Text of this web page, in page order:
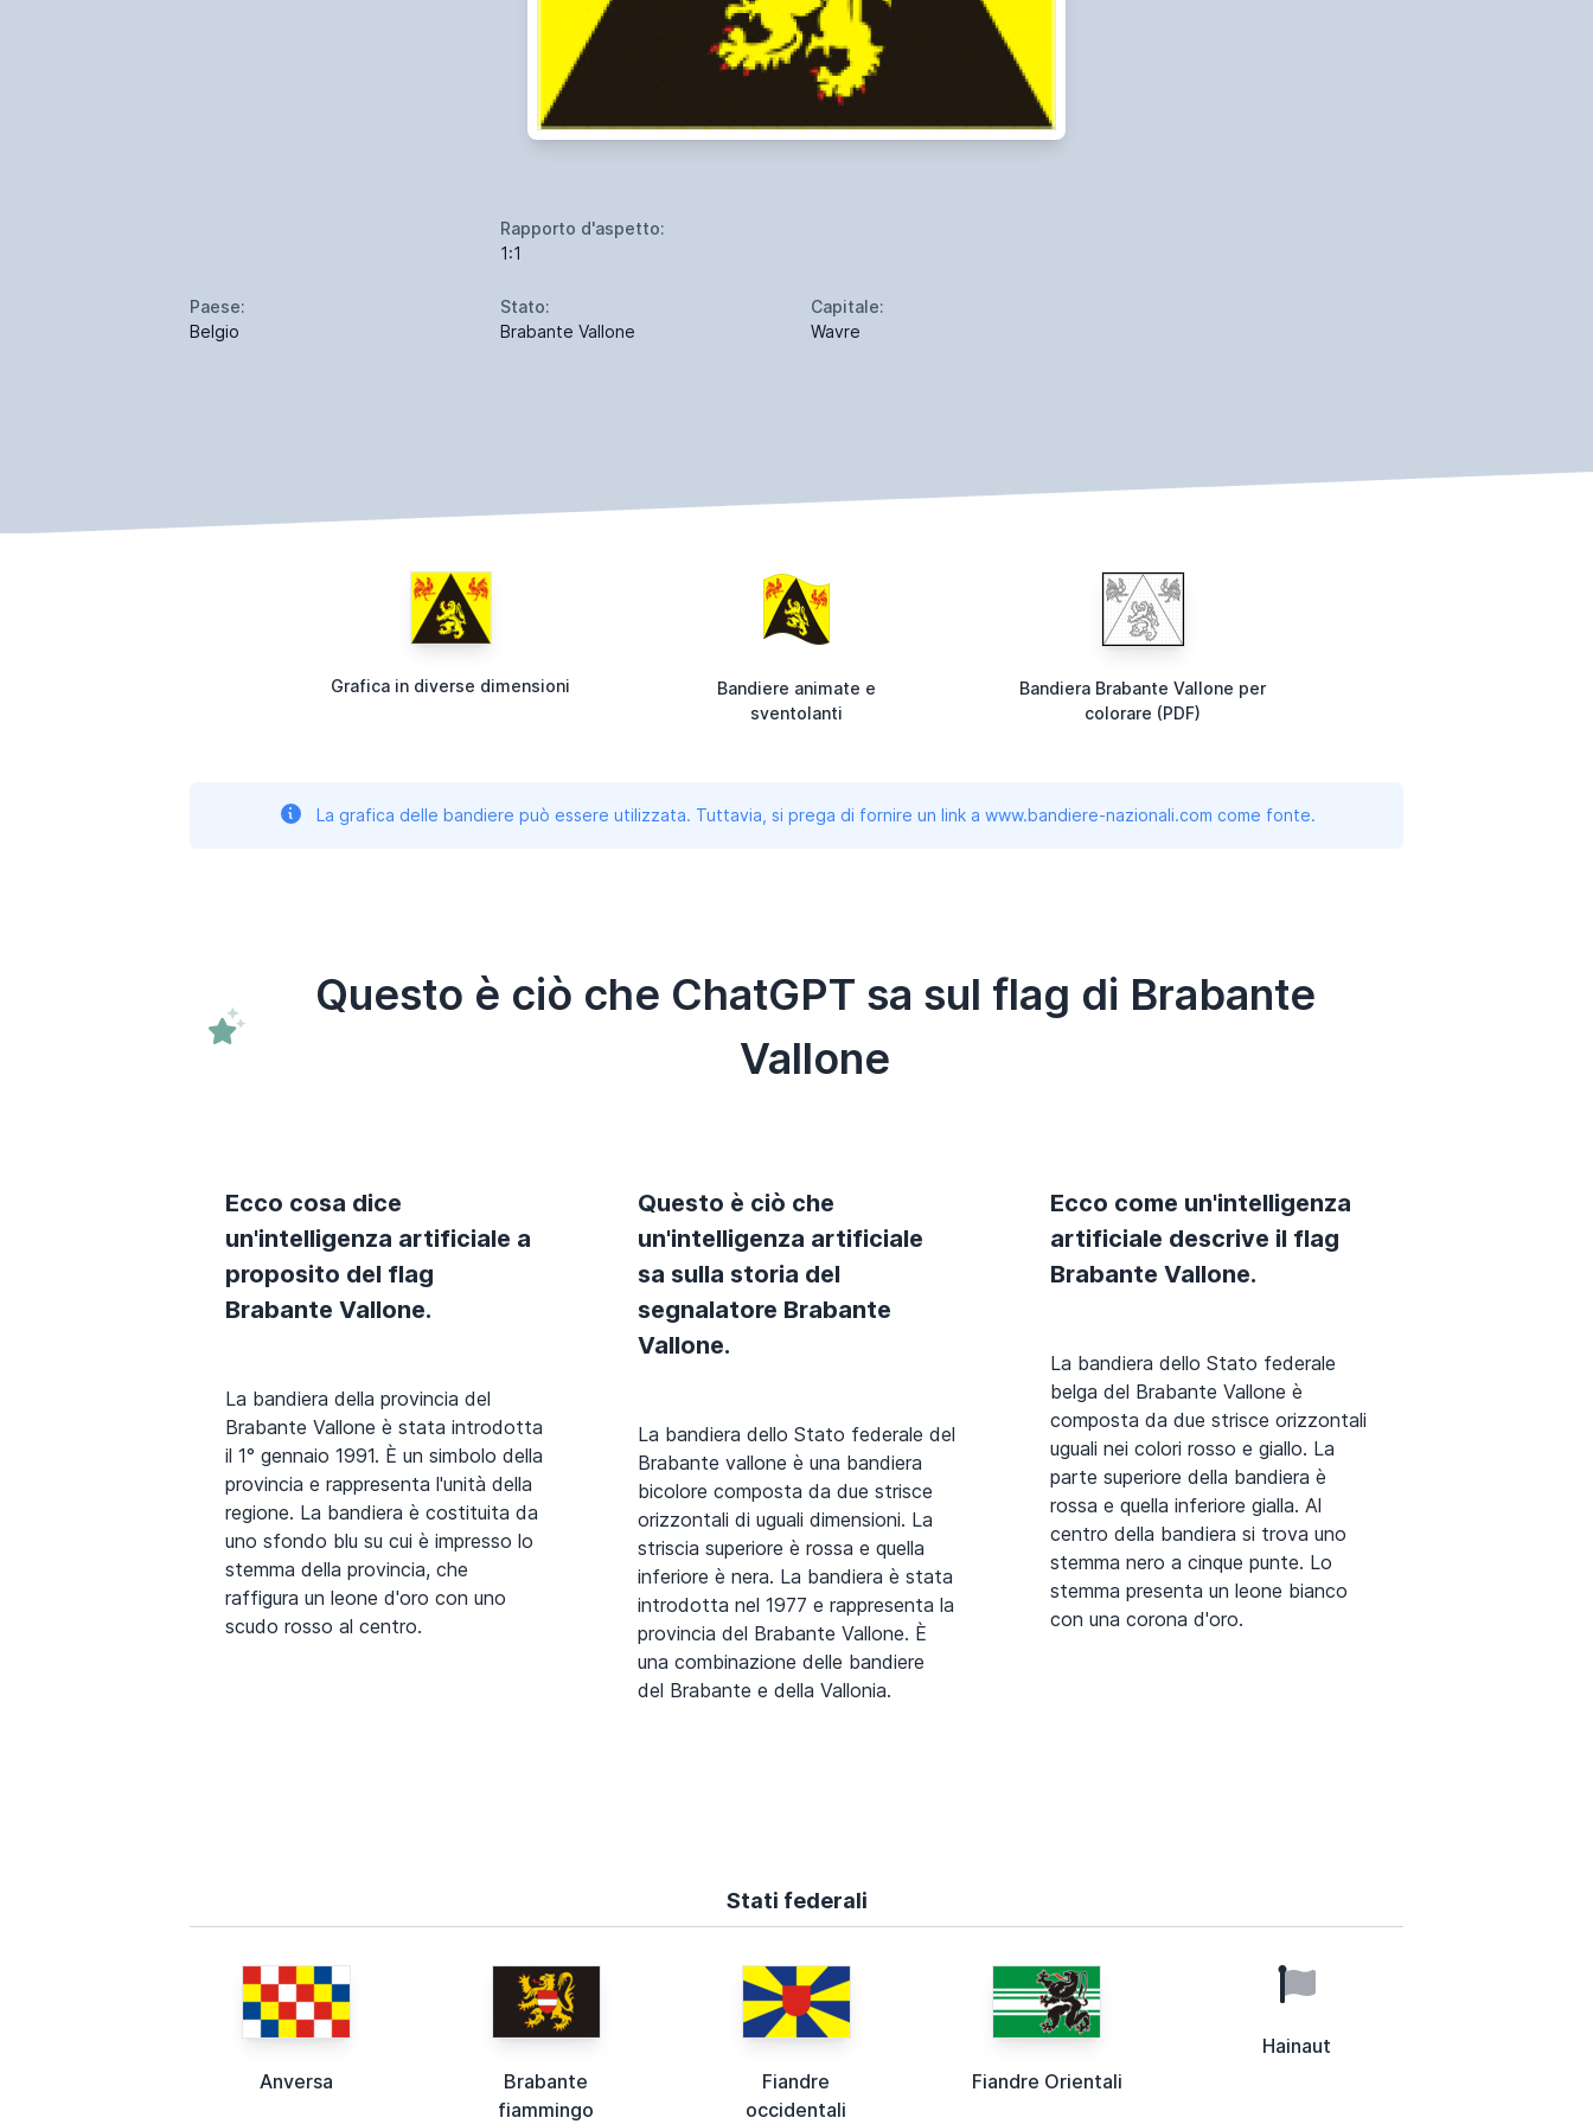
Rapporto d'aspetto:
1:1
Paese:
Belgio
Stato:
Brabante Vallone
Capitale:
Wavre
Grafica in diverse dimensioni
Bandiere animate e
sventolanti
Bandiera Brabante Vallone per
colorare (PDF)
La grafica delle bandiere può essere utilizzata. Tuttavia, si prega di fornire un link a www.bandiere-nazionali.com come fonte.
Questo è ciò che ChatGPT sa sul flag di Brabante
Vallone
Ecco cosa dice
un'intelligenza artificiale a
proposito del flag
Brabante Vallone.
La bandiera della provincia del
Brabante Vallone è stata introdotta
il 1° gennaio 1991. È un simbolo della
provincia e rappresenta l'unità della
regione. La bandiera è costituita da
uno sfondo blu su cui è impresso lo
stemma della provincia, che
raffigura un leone d'oro con uno
scudo rosso al centro.
Questo è ciò che
un'intelligenza artificiale
sa sulla storia del
segnalatore Brabante
Vallone.
La bandiera dello Stato federale del
Brabante vallone è una bandiera
bicolore composta da due strisce
orizzontali di uguali dimensioni. La
striscia superiore è rossa e quella
inferiore è nera. La bandiera è stata
introdotta nel 1977 e rappresenta la
provincia del Brabante Vallone. È
una combinazione delle bandiere
del Brabante e della Vallonia.
Ecco come un'intelligenza
artificiale descrive il flag
Brabante Vallone.
La bandiera dello Stato federale
belga del Brabante Vallone è
composta da due strisce orizzontali
uguali nei colori rosso e giallo. La
parte superiore della bandiera è
rossa e quella inferiore gialla. Al
centro della bandiera si trova uno
stemma nero a cinque punte. Lo
stemma presenta un leone bianco
con una corona d'oro.
Stati federali
Anversa
Brabante
fiammingo
Fiandre
occidentali
Fiandre Orientali
Hainaut